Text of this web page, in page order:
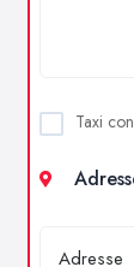
Taxi